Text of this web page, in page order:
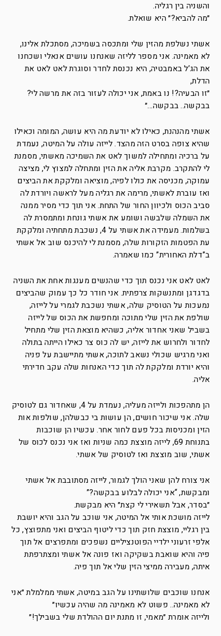
והשניה בין רגליה.
״מה להביא?״ היא שואלת.
אשתי נשלפת מהזין שלי ומתכסה בשמיכה, מסתכלת אלינו,
לא מאמינה. אני מספר לליזה שאנחנו עושים אנאלי ושכחנו
את הג’ל באמבטיה, היא נכנסת לחדר וסוגרת לאט לאט את
הדלת,
״זו הבעיה?! נו באמת, אני יכולה לעזור בזה את מרשה לי?
בבקשה.. בבקשה…״
אשתי מהנהנת, כאילו לא יודעת מה היא עושה, המומה וכאילו
שהיא צופה בסרט הזה מהצד. לייזה עולה על המיטה, נעמדת
על ברכיה ומתחילה למשוך לאט את השמיכה מאשתי, מסמנת
לי להתקרב. מקרבת אליה את הזין ומתחלה למצוץ לי, מציצה
עמוקה, מכניסה את כולו לפיה, מוציאה ומלקקת את הביצים
ואז עוברת לאשתי, מרימה את רגליה מעל לראשה ויורדת לה
סביב הכוס ולכיוון החור של התחת. אני תוך כדי מסיר ממנה
את השמלה שלבשה ושומע את אשתי גונחת ומתמסרת לה
בשלמות. מעמידה את אשתי על 4, נשכבת מתחתיה ומלקקת
עת הפטמות הזקורות שלה, מסמנת לי להיכנס שוב אל אשתי
ב”דלת האחורית” כמו שאמרה.
לאט לאט אני נכנס תוך כדי שהנשים מענגות אחת את השניה
בדגדגן ומתנשקות צרפתית. אני חודר כל כך עמוק שהביצים
נמעכות על הטוסיק שלה, אשתי נשכבת לגמרי על לייזה,
שולפת את הזין שלי מתוכה ומחפשת את הכוס של לייזה
בשביל שאני אחדור אליה, כשהיא מוצאת הזין שלי מתחיל
לחדור ולחרוש את לייזה, יש לה כוס צר כאילו הייתה בתולה
ואני מרגיש שכולי נשאב לתוכה, אשתי מתיישבת על פניה
והיא יורדת ומלקקת לה תוך כדי האנחות שלה עקב חדירתי
אליה.
הן מתהפכות ולייזה מעליה, נעמדת על 4, שאחדור גם לטוסיק
שלה. אני שיכור חושים, הן עושות בי כבשלהן, שולפות אות
הזין ומכניסות בכל פעם לחור אחר. עכשיו הן שוכבות
בתנוחת 69, לייזה מוצצת כמה שניות ואז אני נכנס לכוס של
אשתי, שוב מוצצת ואז לטוסיק של אשתי.
אני צורח להן שאני הולך לגמור, לייזה מסתובבת אל אשתי
ומבקשת, “אני יכולה לבלוע בבקשה?”
״בסדר, אבל תשאירי לי קצת״ היא מבקשת.
לייזה מושכת אותי אל המיטה, אני שוכב על הגב והיא יושבת
בין רגליי, מוצצת חזק תוך כדי ליטוף הביצים ואני מתפוצץ, כל
אלפי זרעוני ילדיי הפוטנציליים נשפכים ומתפרצים אל תוך
פיה והיא שואבת בשקיקה ואז פונה אל אשתי ומצתרפתת
איתה, מעבירה ממיצי הזין שלי אל תוך פיה.
אנחנו שוכבים שלושתינו על הגב במיטה, אשתי ממלמלת ״אני
לא מאמינה.. פשוט לא מאמינה מה שהיה עכשיו״
ולייזה אומרת ״מאמי, זו מתנת יום ההולדת שלי בשבילך!״